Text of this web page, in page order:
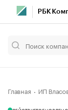
РБК
Главная ИП